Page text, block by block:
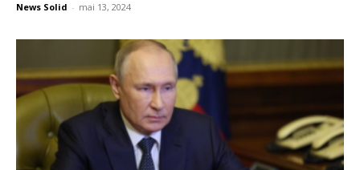
News Solid - mai 13, 2024